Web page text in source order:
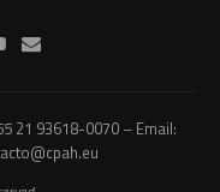
21 93618-0070 – Email: